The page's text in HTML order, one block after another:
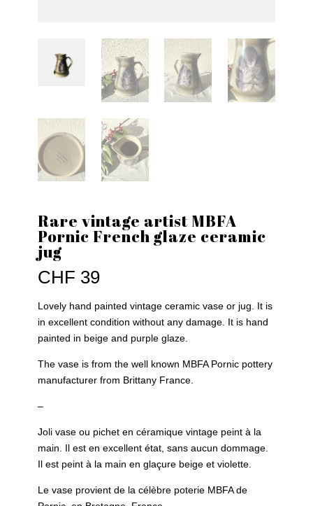
Rare vintage artist MBFA
Pornic French glaze ceramic
jug
CHF 39
Lovely hand painted vintage ceramic vase or jug. It is
in excellent condition without any damage. It is hand
painted in beige and purple glaze.
The vase is from the well known MBFA Pornic pottery
manufacturer from Brittany France.
–
Joli vase ou pichet en céramique vintage peint à la
main. Il est en excellent état, sans aucun dommage.
Il est peint à la main en glaçure beige et violette.
Le vase provient de la célèbre poterie MBFA de